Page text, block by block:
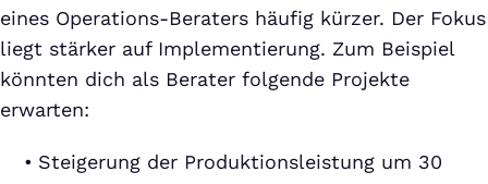
eines Operations-Beraters häufig kürzer. Der Fokus
liegt stärker auf Implementierung. Zum Beispiel
könnten dich als Berater folgende Projekte
erwarten:
Steigerung der Produktionsleistung um 30